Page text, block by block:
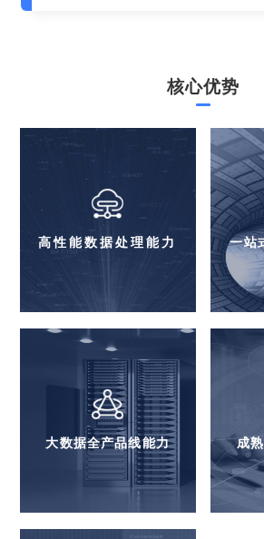
核心优势
高性能数据处理能力 一站
大数据全产品线能力 成